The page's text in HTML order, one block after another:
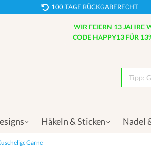
100 TAGE RÜCKGABERECHT
WIR FEIERN 13 JAHRE
CODE HAPPY13 FÜR
Häkeln & Sticken Nadel
Garne